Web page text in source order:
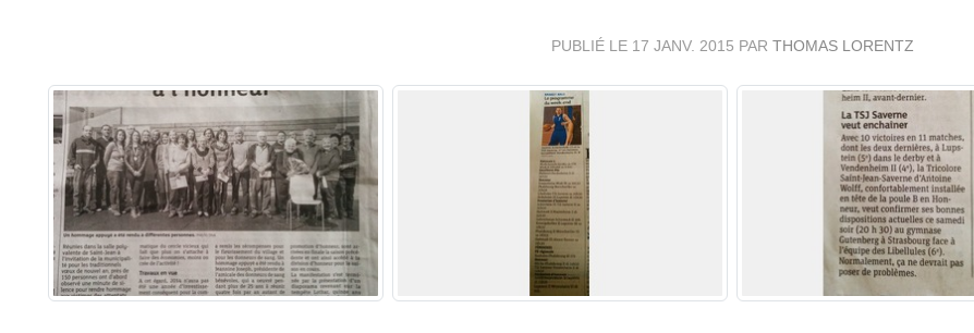
PUBLIÉ LE 17 JANV. 2015 PAR THOMAS LORENTZ